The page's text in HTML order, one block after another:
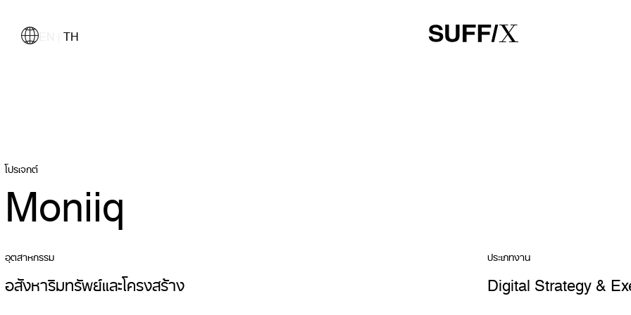
TH
โปรเจกต์
Moniiq
อุตสาหกรรม
อสังหาริมทรัพย์และโครงสร้าง
ประเภทงาน
Digital Strategy &